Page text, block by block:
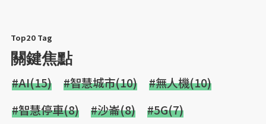
Top20 Tag
關鍵焦點
#AI(15) #智慧城市(10)
#無人機(10)
#智慧停車(8)
#沙崙(8)
#5G(7)